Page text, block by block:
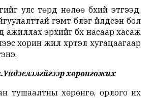
улс төрд нөлөө бүхий этгээд,
гэмт бүлэг үйлдсэн бол
ажиллах эрхийг бүх насаар хасаж
хорин жил хүртэл хугацаагаар
хөрөнгөжих
тушаалтны хөрөнгө, орлого их